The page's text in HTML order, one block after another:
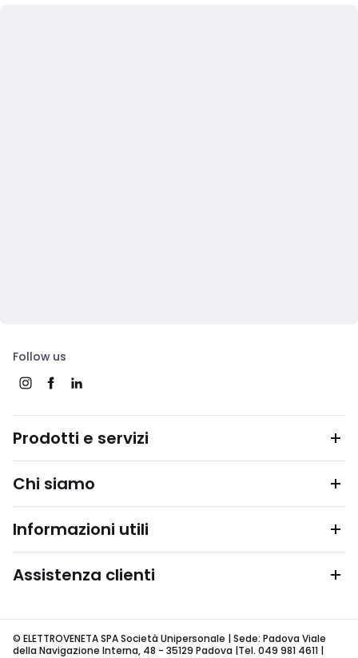
Follow us
Prodotti e servizi
Chi siamo
Informazioni utili
Assistenza clienti
© ELETTROVENETA SPA Società Unipersonale | Sede: Padova Viale
della Navigazione Interna, 48 - 35129 Padova |Tel. 049 981 4611 |